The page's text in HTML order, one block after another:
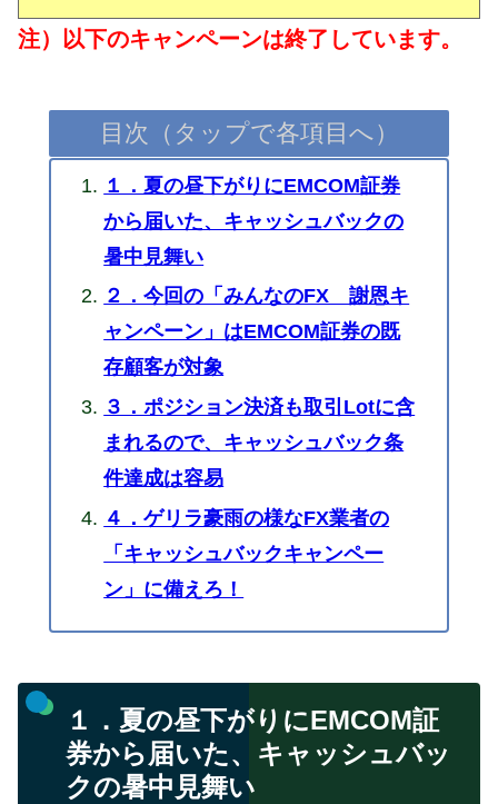
注）以下のキャンペーンは終了しています。
目次（タップで各項目へ）
１．夏の昼下がりにEMCOM証券
から届いた、キャッシュバックの
暑中見舞い
２．今回の「みんなのFX 謝恩キ
ャンペーン」はEMCOM証券の既
存顧客が対象
３．ポジション決済も取引Lotに含
まれるので、キャッシュバック条
件達成は容易
４．ゲリラ豪雨の様なFX業者の
「キャッシュバックキャンペー
ン」に備えろ！
１．夏の昼下がりにEMCOM証
券から届いた、キャッシュバッ
クの暑中見舞い